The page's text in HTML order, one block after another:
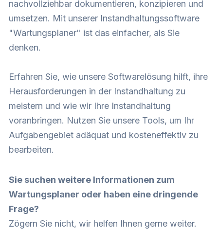
nachvollziehbar dokumentieren, konzipieren und
umsetzen. Mit unserer Instandhaltungssoftware
"Wartungsplaner" ist das einfacher, als Sie
denken.
Erfahren Sie, wie unsere Softwarelösung hilft, ihre
Herausforderungen in der Instandhaltung zu
meistern und wie wir Ihre Instandhaltung
voranbringen. Nutzen Sie unsere Tools, um Ihr
Aufgabengebiet adäquat und kosteneffektiv zu
bearbeiten.
Sie suchen weitere Informationen zum
Wartungsplaner oder haben eine dringende
Frage?
Zögern Sie nicht, wir helfen Ihnen gerne weiter.